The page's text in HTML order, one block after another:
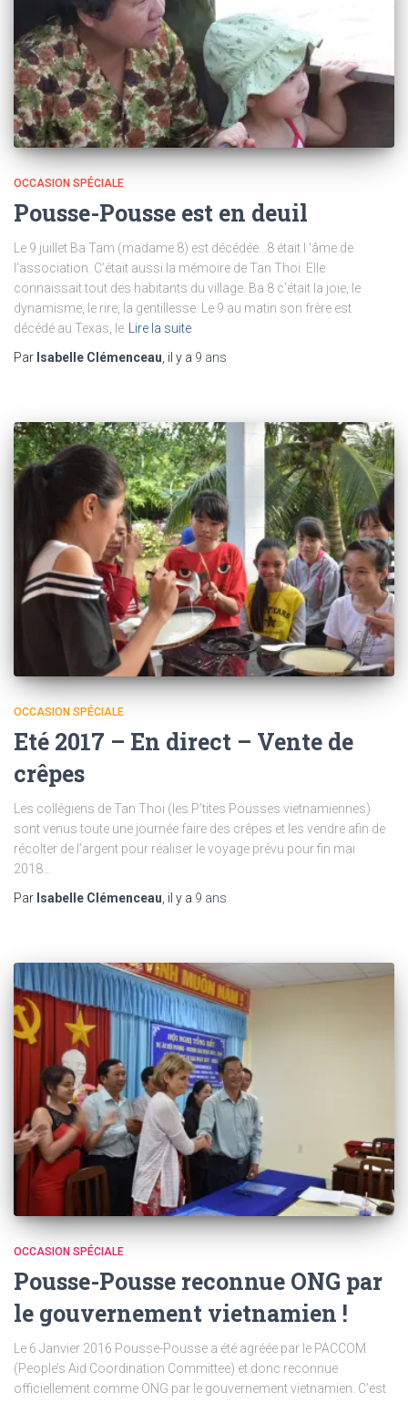
OCCASION SPÉCIALE
Pousse-Pousse est en deuil
Le 9 juillet Ba Tam (madame 8) est décédée…8 était l ‘âme de
l’association. C’était aussi la mémoire de Tan Thoi. Elle
connaissait tout des habitants du village. Ba 8 c’était la joie, le
dynamisme, le rire, la gentillesse. Le 9 au matin son frère est
décédé au Texas, le
Lire la suite
Par Isabelle Clémenceau , il y a 9 ans
OCCASION SPÉCIALE
Eté 2017 – En direct – Vente de
crêpes
Les collégiens de Tan Thoi (les P’tites Pousses vietnamiennes)
sont venus toute une journée faire des crêpes et les vendre afin de
récolter de l’argent pour réaliser le voyage prévu pour fin mai
2018…
Par Isabelle Clémenceau , il y a 9 ans
OCCASION SPÉCIALE
Pousse-Pousse reconnue ONG par
le gouvernement vietnamien !
Le 6 Janvier 2016 Pousse-Pousse a été agréée par le PACCOM
(People’s Aid Coordination Committee) et donc reconnue
officiellement comme ONG par le gouvernement vietnamien. C’est